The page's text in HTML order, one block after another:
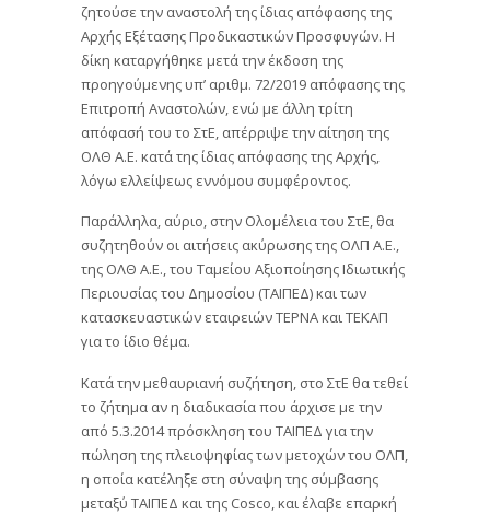
ζητούσε την αναστολή της ίδιας απόφασης της
Αρχής Εξέτασης Προδικαστικών Προσφυγών. Η
δίκη καταργήθηκε μετά την έκδοση της
προηγούμενης υπ’ αριθμ. 72/2019 απόφασης της
Επιτροπή Αναστολών, ενώ με άλλη τρίτη
απόφασή του το ΣτΕ, απέρριψε την αίτηση της
ΟΛΘ Α.Ε. κατά της ίδιας απόφασης της Αρχής,
λόγω ελλείψεως εννόμου συμφέροντος.
Παράλληλα, αύριο, στην Ολομέλεια του ΣτΕ, θα
συζητηθούν οι αιτήσεις ακύρωσης της ΟΛΠ Α.Ε.,
της ΟΛΘ Α.Ε., του Ταμείου Αξιοποίησης Ιδιωτικής
Περιουσίας του Δημοσίου (ΤΑΙΠΕΔ) και των
κατασκευαστικών εταιρειών ΤΕΡΝΑ και ΤΕΚΑΠ
για το ίδιο θέμα.
Κατά την μεθαυριανή συζήτηση, στο ΣτΕ θα τεθεί
το ζήτημα αν η διαδικασία που άρχισε με την
από 5.3.2014 πρόσκληση του ΤΑΙΠΕΔ για την
πώληση της πλειοψηφίας των μετοχών του ΟΛΠ,
η οποία κατέληξε στη σύναψη της σύμβασης
μεταξύ ΤΑΙΠΕΔ και της Cosco, και έλαβε επαρκή